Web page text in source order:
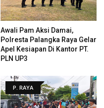
Awali Pam Aksi Damai,
Polresta Palangka Raya Gelar
Apel Kesiapan Di Kantor PT.
PLN UP3
P. RAYA